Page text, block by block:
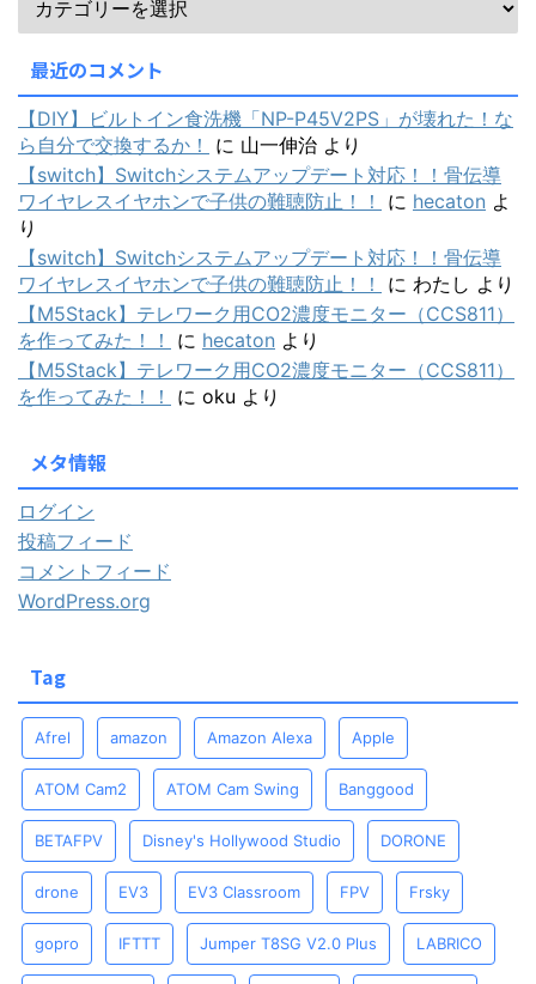
最近のコメント
【DIY】ビルトイン食洗機「NP-P45V2PS」が壊れた！な
ら自分で交換するか！
に 山一伸治 より
【switch】Switchシステムアップデート対応！！骨伝導
ワイヤレスイヤホンで子供の難聴防止！！
に hecaton よ
り
【switch】Switchシステムアップデート対応！！骨伝導
ワイヤレスイヤホンで子供の難聴防止！！
に わたし より
【M5Stack】テレワーク用CO2濃度モニター（CCS811）
を作ってみた！！
に hecaton より
【M5Stack】テレワーク用CO2濃度モニター（CCS811）
を作ってみた！！
に oku より
メタ情報
ログイン
投稿フィード
コメントフィード
WordPress.org
Tag
Afrel amazon Amazon Alexa Apple
ATOM Cam2 ATOM Cam Swing Banggood
BETAFPV Disney's Hollywood Studio DORONE
drone EV3 EV3 Classroom FPV Frsky
gopro IFTTT Jumper T8SG V2.0 Plus LABRICO